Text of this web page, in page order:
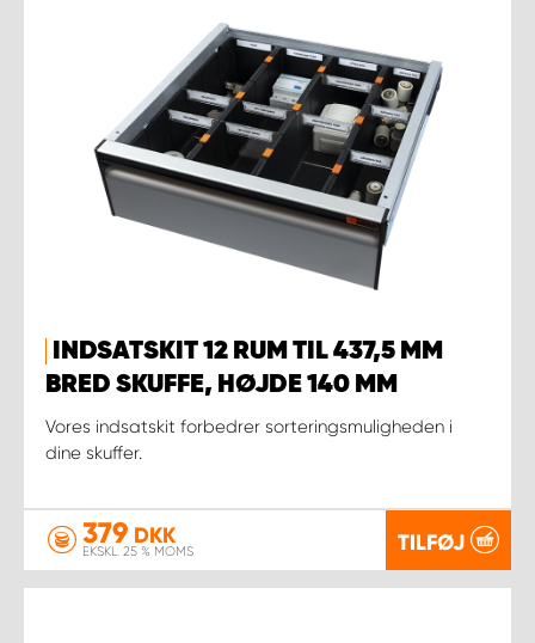
INDSATSKIT 12 RUM TIL 437,5 MM
BRED SKUFFE, HØJDE 140 MM
Vores indsatskit forbedrer sorteringsmuligheden i
dine skuffer.
379 DKK
EKSKL. 25 % MOMS TILFØJ